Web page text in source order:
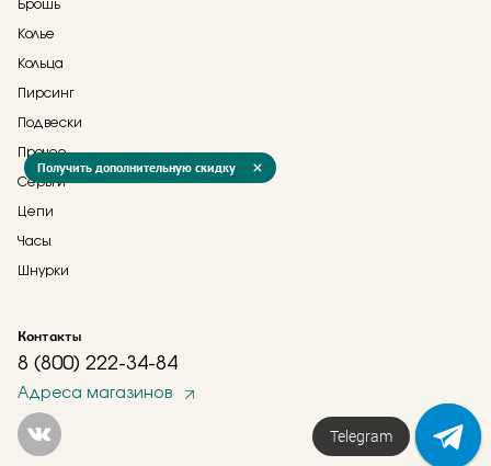
Брошь
Колье
Кольца
Пирсинг
Подвески
Прочее
Серьги
Цепи
Часы
Шнурки
Контакты
8 (800) 222-34-84
Адреса магазинов
Получить дополнительную скидку
Telegram